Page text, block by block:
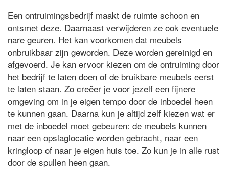
Een ontruimingsbedrijf maakt de ruimte schoon en
ontsmet deze. Daarnaast verwijderen ze ook eventuele
nare geuren. Het kan voorkomen dat meubels
onbruikbaar zijn geworden. Deze worden gereinigd en
afgevoerd. Je kan ervoor kiezen om de ontruiming door
het bedrijf te laten doen of de bruikbare meubels eerst
te laten staan. Zo creëer je voor jezelf een fijnere
omgeving om in je eigen tempo door de inboedel heen
te kunnen gaan. Daarna kun je altijd zelf kiezen wat er
met de inboedel moet gebeuren: de meubels kunnen
naar een opslaglocatie worden gebracht, naar een
kringloop of naar je eigen huis toe. Zo kun je in alle rust
door de spullen heen gaan.